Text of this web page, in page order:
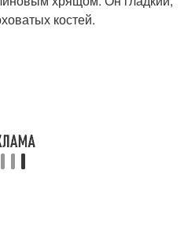
костей.